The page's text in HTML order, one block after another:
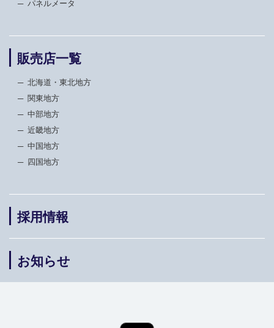
パネルメータ
販売店一覧
北海道・東北地方
関東地方
中部地方
近畿地方
中国地方
四国地方
採用情報
お知らせ